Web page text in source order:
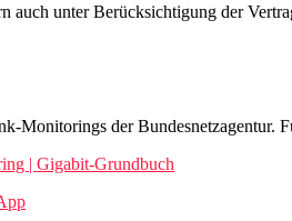
unter Berücksichtigung der
der Bundesnetzagentur.
| Gigabit-Grundbuch